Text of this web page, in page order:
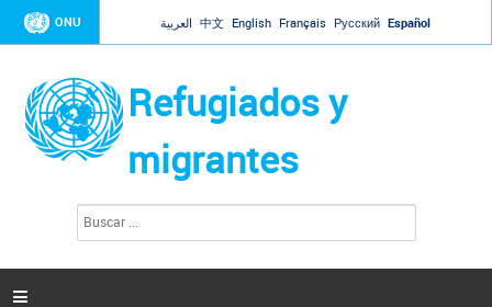
Jump to navigation
ONU العربية 中文 English Français Русский Español
Refugiados y
migrantes
s
